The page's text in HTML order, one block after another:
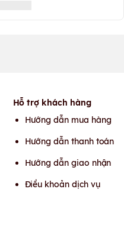
Hỗ trợ khách hàng
Hướng dẫn mua hàng
Hướng dẫn thanh toán
Hướng dẫn giao nhận
Điều khoản dịch vụ